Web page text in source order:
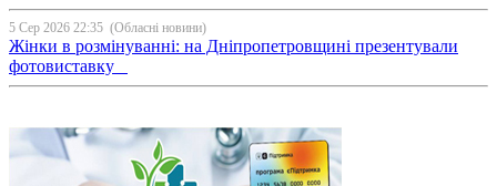
5 Сер 2026 22:35 (Обласні новини)
Жінки в розмінуванні: на Дніпропетровщині презентували
фотовиставку